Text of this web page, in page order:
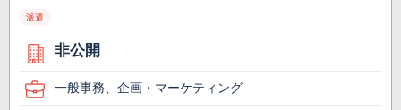
派遣
非公開
一般事務、企画・マーケティング